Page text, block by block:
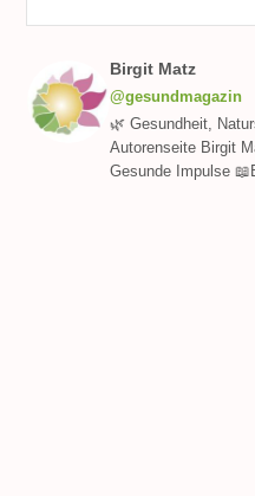
Birgit Matz
@gesundmagazin
🌿 Gesundheit,
Autorenseite Birgit
Gesunde Impulse